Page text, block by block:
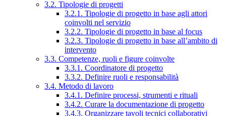
3.2. Tipologie di progetti
3.2.1. Tipologie di progetto in base agli attori
coinvolti nel servizio
3.2.2. Tipologie di progetto in base al focus
3.2.3. Tipologie di progetto in base all’ambito di
intervento
3.3. Competenze, ruoli e figure coinvolte
3.3.1. Coordinatore di progetto
3.3.2. Definire ruoli e responsabilità
3.4. Metodo di lavoro
3.4.1. Definire processi, strumenti e rituali
3.4.2. Curare la documentazione di progetto
3.4.3. Organizzare tavoli tecnici collaborativi